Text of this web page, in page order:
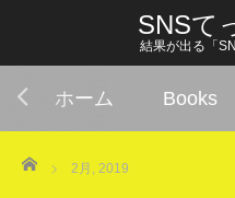
SNSて
結果が出る「
ホーム Books
Home 2月, 2019